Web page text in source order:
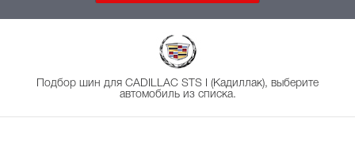
Подбор шин для CADILLAC STS I (Кадиллак), выберите
автомобиль из списка.